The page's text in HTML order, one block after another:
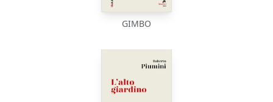
GIMBO